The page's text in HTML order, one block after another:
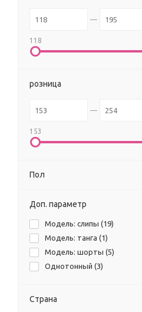
118
розница
153
Пол
Доп. параметр
Модель: слипы (19)
Модель: танга (1)
Модель: шорты (5)
Однотонный (3)
Страна